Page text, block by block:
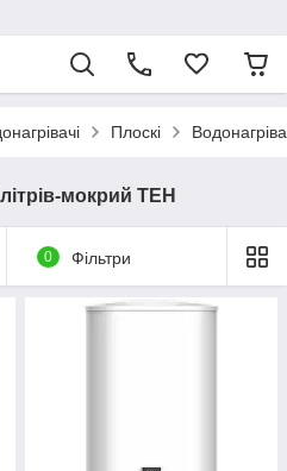
Плоскі
мокрий ТЕН
0 Фільтри